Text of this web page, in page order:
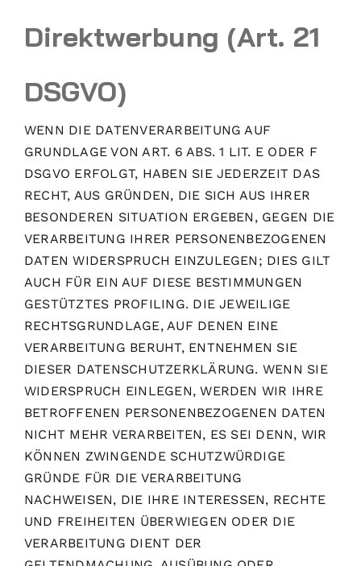
Direktwerbung (Art. 21
DSGVO)
WENN DIE DATENVERARBEITUNG AUF
GRUNDLAGE VON ART. 6 ABS. 1 LIT. E ODER F
DSGVO ERFOLGT, HABEN SIE JEDERZEIT DAS
RECHT, AUS GRÜNDEN, DIE SICH AUS IHRER
BESONDEREN SITUATION ERGEBEN, GEGEN DIE
VERARBEITUNG IHRER PERSONENBEZOGENEN
DATEN WIDERSPRUCH EINZULEGEN; DIES GILT
AUCH FÜR EIN AUF DIESE BESTIMMUNGEN
GESTÜTZTES PROFILING. DIE JEWEILIGE
RECHTSGRUNDLAGE, AUF DENEN EINE
VERARBEITUNG BERUHT, ENTNEHMEN SIE
DIESER DATENSCHUTZERKLÄRUNG. WENN SIE
WIDERSPRUCH EINLEGEN, WERDEN WIR IHRE
BETROFFENEN PERSONENBEZOGENEN DATEN
NICHT MEHR VERARBEITEN, ES SEI DENN, WIR
KÖNNEN ZWINGENDE SCHUTZWÜRDIGE
GRÜNDE FÜR DIE VERARBEITUNG
NACHWEISEN, DIE IHRE INTERESSEN, RECHTE
UND FREIHEITEN ÜBERWIEGEN ODER DIE
VERARBEITUNG DIENT DER